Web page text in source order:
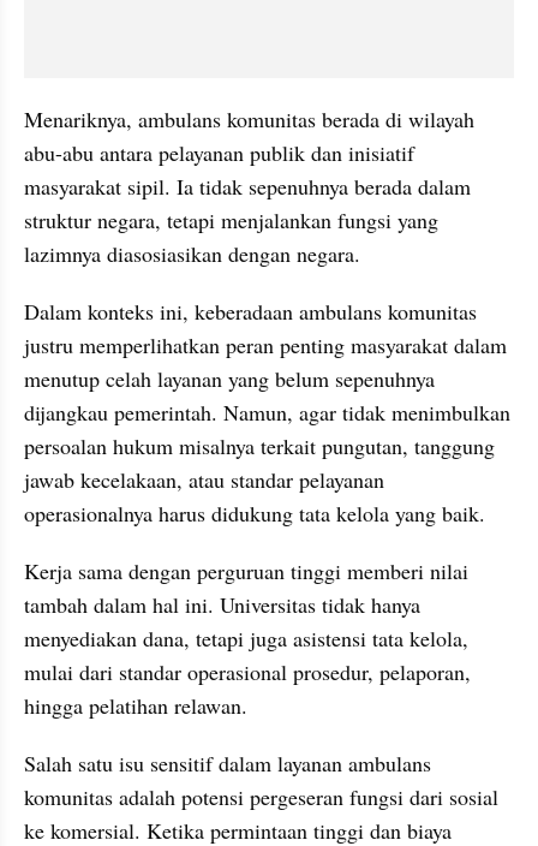
Menariknya, ambulans komunitas berada di wilayah
abu-abu antara pelayanan publik dan inisiatif
masyarakat sipil. Ia tidak sepenuhnya berada dalam
struktur negara, tetapi menjalankan fungsi yang
lazimnya diasosiasikan dengan negara.
Dalam konteks ini, keberadaan ambulans komunitas
justru memperlihatkan peran penting masyarakat dalam
menutup celah layanan yang belum sepenuhnya
dijangkau pemerintah. Namun, agar tidak menimbulkan
persoalan hukum misalnya terkait pungutan, tanggung
jawab kecelakaan, atau standar pelayanan
operasionalnya harus didukung tata kelola yang baik.
Kerja sama dengan perguruan tinggi memberi nilai
tambah dalam hal ini. Universitas tidak hanya
menyediakan dana, tetapi juga asistensi tata kelola,
mulai dari standar operasional prosedur, pelaporan,
hingga pelatihan relawan.
Salah satu isu sensitif dalam layanan ambulans
komunitas adalah potensi pergeseran fungsi dari sosial
ke komersial. Ketika permintaan tinggi dan biaya